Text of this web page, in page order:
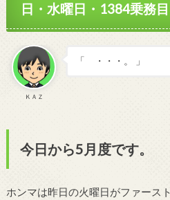
日・水曜日・1384乗務目
ＫＡＺ
「 ・・・。 」
今日から5月度です。
ホンマは昨日の火曜日がファース